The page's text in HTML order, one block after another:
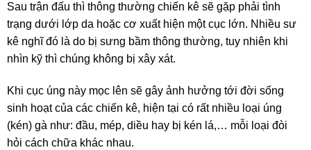
Sau trận đấu thì thông thường chiến kê sẽ gặp phải tình
trạng dưới lớp da hoặc cơ xuất hiện một cục lớn. Nhiều sư
kê nghĩ đó là do bị sưng bầm thông thường, tuy nhiên khi
nhìn kỹ thì chúng không bị xây xát.
Khi cục úng này mọc lên sẽ gây ảnh hưởng tới đời sống
sinh hoạt của các chiến kê, hiện tại có rất nhiều loại úng
(kén) gà như: đầu, mép, diều hay bị kén lá,… mỗi loại đòi
hỏi cách chữa khác nhau.